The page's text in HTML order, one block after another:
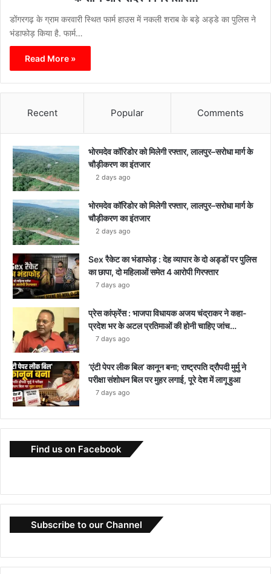
डोंगरगढ़ के ग्राम करवारी स्थित फार्म हाउस में नकली शराब के बड़े अड्डे का पुलिस ने
भंडाफोड़ किया है. फार्म…
Read More »
Recent Popular Comments
भोरमदेव कॉरिडोर को मिलेगी रफ्तार, लालपुर–सरोधा मार्ग के
चौड़ीकरण का इंतजार
2 days ago
भोरमदेव कॉरिडोर को मिलेगी रफ्तार, लालपुर–सरोधा मार्ग के
चौड़ीकरण का इंतजार
2 days ago
Sex रैकेट का भंडाफोड़ : देह व्यापार के दो अड्डों पर पुलिस
का छापा, दो महिलाओं समेत 4 आरोपी गिरफ्तार
7 days ago
प्रेस कांफ्रेंस : भाजपा विधायक अजय चंद्राकर ने कहा-
प्रदेश भर के अटल प्रतिमाओं की होनी चाहिए जांच…
7 days ago
‘एंटी पेपर लीक बिल’ कानून बना; राष्ट्रपति द्रौपदी मुर्मु ने
परीक्षा संशोधन बिल पर मुहर लगाई, पूरे देश में लागू हुआ
7 days ago
Find us on Facebook
Subscribe to our Channel